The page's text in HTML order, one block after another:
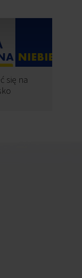
się na